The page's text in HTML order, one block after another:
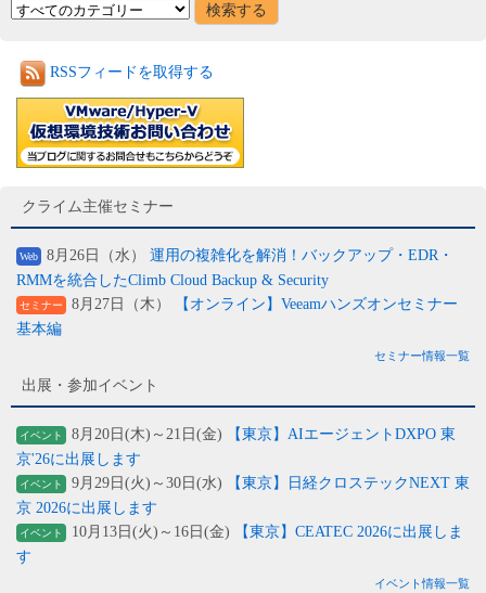
RSSフィードを取得する
クライム主催セミナー
Web 8月26日（水） 運用の複雑化を解消！バックアップ・EDR・
RMMを統合したClimb Cloud Backup & Security
セミナー 8月27日（木）
【オンライン】Veeamハンズオンセミナー
基本編
セミナー情報一覧
出展・参加イベント
イベント 8月20日(木)～21日(金)
【東京】AIエージェントDXPO 東
京'26に出展します
イベント 9月29日(火)～30日(水)
【東京】日経クロステックNEXT 東
京 2026に出展します
イベント 10月13日(火)～16日(金)
【東京】CEATEC 2026に出展しま
す
イベント情報一覧